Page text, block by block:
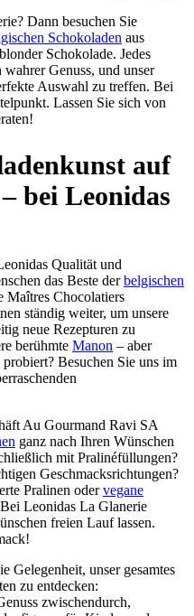
Dann besuchen Sie
Schokoladen aus
Schokolade. Jedes
Genuss, und unser
Auswahl zu treffen. Bei
Lassen Sie sich von
auf
bei Leonidas
Qualität und
das Beste derbelgischen
Maîtres Chocolatiers
ständig weiter, um unsere
neue Rezepturen zu
berühmte Manon – aber
probiert? Besuchen Sie uns im
Au Gourmand Ravi SA
ganz nach Ihren Wünschen
mit Pralinéfüllungen?
Geschmacksrichtungen?
Pralinen odervegane
Leonidas La Glanerie
freien Lauf lassen.
Gelegenheit, unser gesamtes
zu entdecken:
zwischendurch,